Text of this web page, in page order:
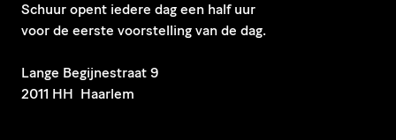
Schuur opent iedere dag een half uur
voor de eerste voorstelling van de dag.
​Lange Begijnestraat 9
2011 HH Haarlem